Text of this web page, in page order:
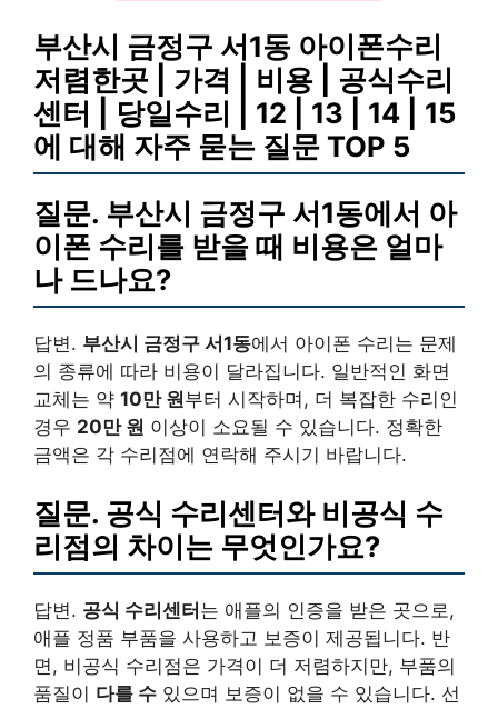
부산시 금정구 서1동 아이폰수리
저렴한곳 | 가격 | 비용 | 공식수리
센터 | 당일수리 | 12 | 13 | 14 | 15
에 대해 자주 묻는 질문 TOP 5
질문. 부산시 금정구 서1동에서 아
이폰 수리를 받을 때 비용은 얼마
나 드나요?
답변. 부산시 금정구 서1동에서 아이폰 수리는 문제
의 종류에 따라 비용이 달라집니다. 일반적인 화면
교체는 약 10만 원부터 시작하며, 더 복잡한 수리인
경우 20만 원 이상이 소요될 수 있습니다. 정확한
금액은 각 수리점에 연락해 주시기 바랍니다.
질문. 공식 수리센터와 비공식 수
리점의 차이는 무엇인가요?
답변. 공식 수리센터 는 애플의 인증을 받은 곳으로,
애플 정품 부품을 사용하고 보증이 제공됩니다. 반
면, 비공식 수리점은 가격이 더 저렴하지만, 부품의
품질이 다를 수 있으며 보증이 없을 수 있습니다. 선